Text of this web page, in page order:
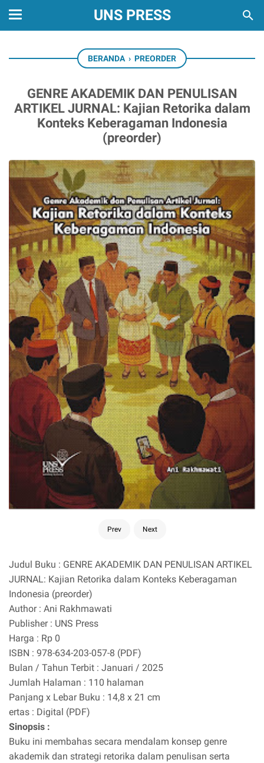
UNS PRESS
BERANDA › PREORDER
GENRE AKADEMIK DAN PENULISAN
ARTIKEL JURNAL: Kajian Retorika dalam
Konteks Keberagaman Indonesia
(preorder)
Prev Next
Judul Buku : GENRE AKADEMIK DAN PENULISAN ARTIKEL
JURNAL: Kajian Retorika dalam Konteks Keberagaman
Indonesia (preorder)
Author : Ani Rakhmawati
Publisher : UNS Press
Harga : Rp 0
ISBN : 978-634-203-057-8 (PDF)
Bulan / Tahun Terbit : Januari / 2025
Jumlah Halaman : 110 halaman
Panjang x Lebar Buku : 14,8 x 21 cm
ertas : Digital (PDF)
Sinopsis :
Buku ini membahas secara mendalam konsep genre
akademik dan strategi retorika dalam penulisan serta